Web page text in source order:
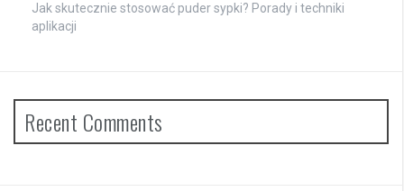
Jak skutecznie stosować puder sypki? Porady i techniki
aplikacji
Recent Comments